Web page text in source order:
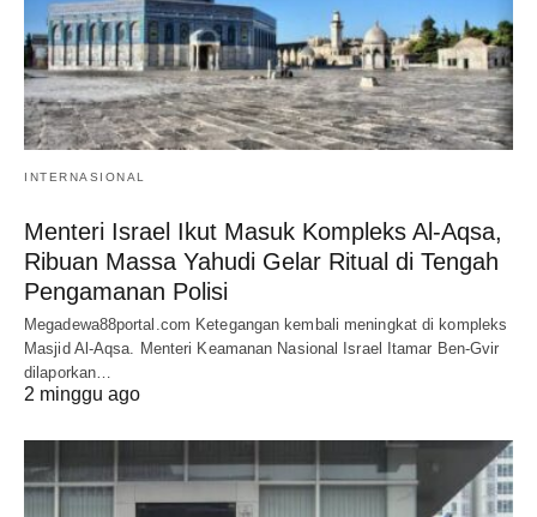
INTERNASIONAL
Menteri Israel Ikut Masuk Kompleks Al-Aqsa,
Ribuan Massa Yahudi Gelar Ritual di Tengah
Pengamanan Polisi
Megadewa88portal.com Ketegangan kembali meningkat di kompleks
Masjid Al-Aqsa. Menteri Keamanan Nasional Israel Itamar Ben-Gvir
dilaporkan…
2 minggu ago